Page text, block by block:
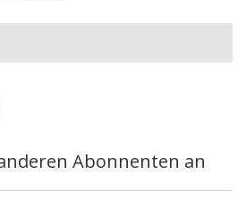
Abonnenten an